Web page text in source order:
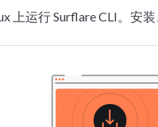
上运行 Surflare CLI。安